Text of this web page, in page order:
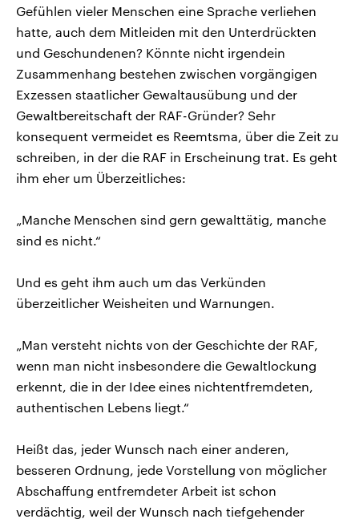
Gefühlen vieler Menschen eine Sprache verliehen
hatte, auch dem Mitleiden mit den Unterdrückten
und Geschundenen? Könnte nicht irgendein
Zusammenhang bestehen zwischen vorgängigen
Exzessen staatlicher Gewaltausübung und der
Gewaltbereitschaft der RAF-Gründer? Sehr
konsequent vermeidet es Reemtsma, über die Zeit zu
schreiben, in der die RAF in Erscheinung trat. Es geht
ihm eher um Überzeitliches:
„Manche Menschen sind gern gewalttätig, manche
sind es nicht.“
Und es geht ihm auch um das Verkünden
überzeitlicher Weisheiten und Warnungen.
„Man versteht nichts von der Geschichte der RAF,
wenn man nicht insbesondere die Gewaltlockung
erkennt, die in der Idee eines nichtentfremdeten,
authentischen Lebens liegt.“
Heißt das, jeder Wunsch nach einer anderen,
besseren Ordnung, jede Vorstellung von möglicher
Abschaffung entfremdeter Arbeit ist schon
verdächtig, weil der Wunsch nach tiefgehender